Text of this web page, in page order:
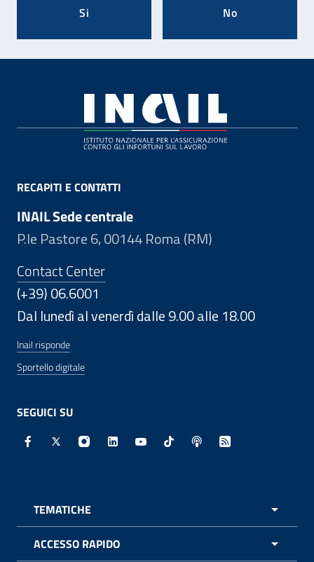
Si No
RECAPITI E CONTATTI
INAIL Sede centrale
P.le Pastore 6, 00144 Roma (RM)
Contact Center
(+39) 06.6001
Dal lunedì al venerdì dalle 9.00 alle 18.00
Inail risponde
Sportello digitale
SEGUICI SU
Facebook - Sito esterno - Apertura in nuova finestra
X - Sito esterno - Apertura in nuova finestra
Instagram - Sito esterno - Apertura in
Linkedin - Sito esterno - Apertura in
Youtube - Sito esterno -
TikTok - Sito esterno -
Spreaker - Sito
Feed RSS -
TEMATICHE
ACCESSO RAPIDO